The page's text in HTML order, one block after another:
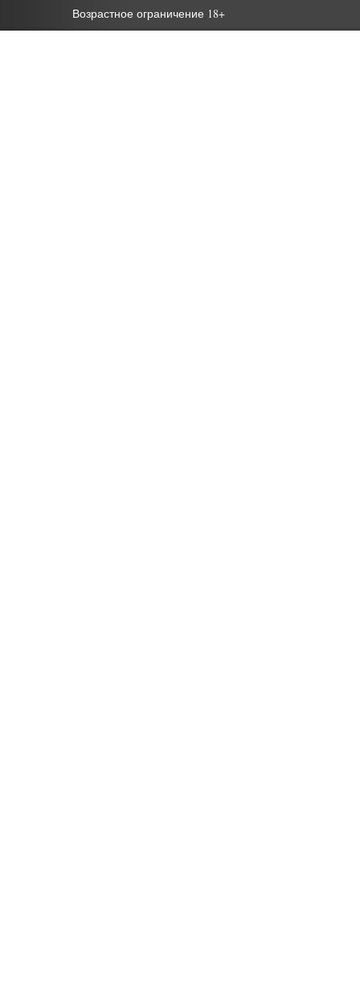
Возрастное ограничение 18+